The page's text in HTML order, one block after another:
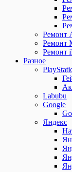
Ремонт
Ремонт
Ремонт
Разное
Labubu
Google
Яндекс